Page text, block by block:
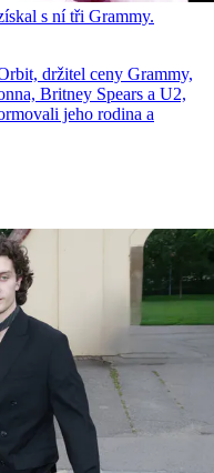
s ní tři Grammy.
držitel ceny Grammy,
Britney Spears a U2,
jeho rodina a